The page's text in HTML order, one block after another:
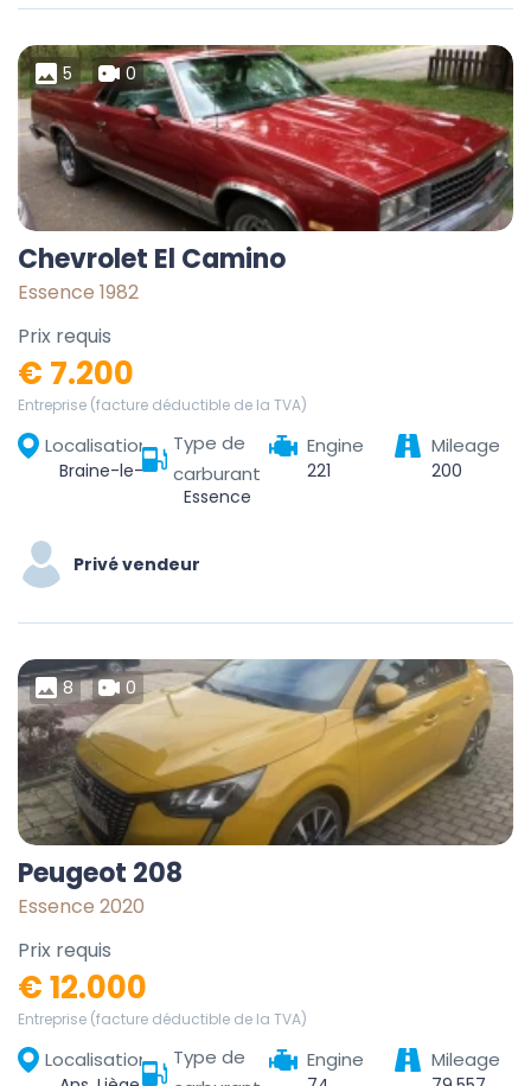
5 0
Chevrolet El Camino
Essence 1982
Prix requis
€ 7.200
Entreprise (facture déductible de la TVA)
Localisation
Braine-le-Comte, Soignies, Hainaut, Wallonia, 7090, Belgium
Type de
carburant
Essence
Engine
221
Mileage
200
Privé vendeur
8 0
Peugeot 208
Essence 2020
Prix requis
€ 12.000
Entreprise (facture déductible de la TVA)
Localisation
Type de
Engine Mileage